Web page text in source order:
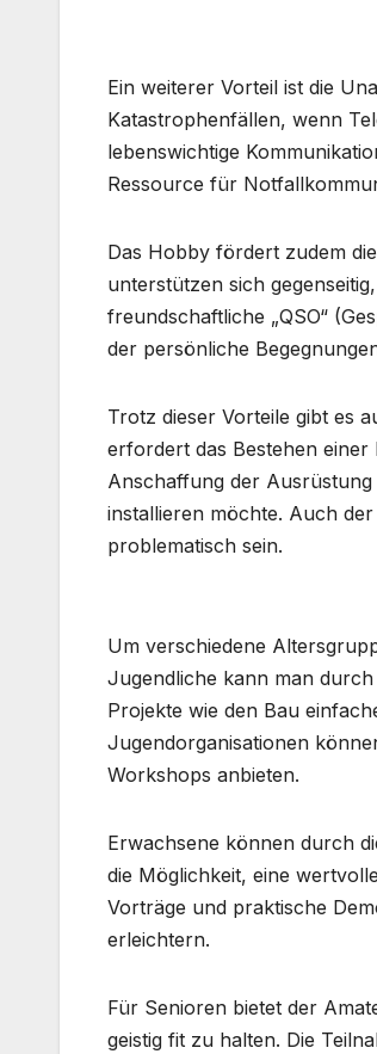
Ein weiterer Vorteil ist die
Katastrophenfällen, wenn
lebenswichtige
Ressource für
Das Hobby fördert zudem
unterstützen sich
freundschaftliche „QSO“
der persönliche
Trotz dieser Vorteile gibt es
erfordert das Bestehen
Anschaffung der
installieren möchte. Auch
problematisch sein.
Um verschiedene
Jugendliche kann man
Projekte wie den Bau
Jugendorganisationen
Workshops anbieten.
Erwachsene können durch
die Möglichkeit, eine
Vorträge und praktische
erleichtern.
Für Senioren bietet der
geistig fit zu halten. Die